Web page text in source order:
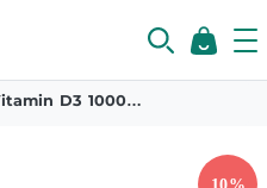
Nutriwell Vitamin D3 1000 Iu 90 Softgels